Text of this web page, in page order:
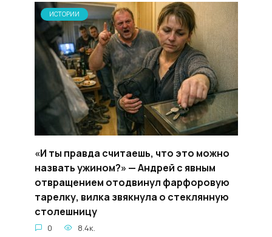
ИСТОРИИ
«И ты правда считаешь, что это можно
назвать ужином?» — Андрей с явным
отвращением отодвинул фарфоровую
тарелку, вилка звякнула о стеклянную
столешницу
0 8.4к.